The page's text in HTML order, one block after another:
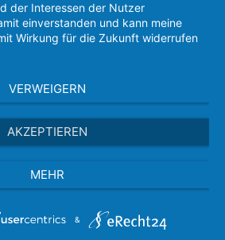
der Interessen der Nutzer
einverstanden und kann meine
Wirkung für die Zukunft widerrufen
VERWEIGERN
AKZEPTIEREN
MEHR
&